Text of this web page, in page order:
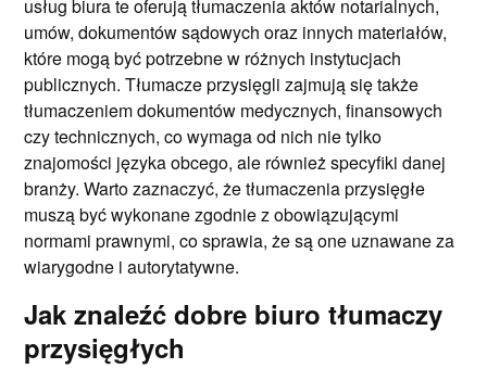
usług biura te oferują tłumaczenia aktów notarialnych,
umów, dokumentów sądowych oraz innych materiałów,
które mogą być potrzebne w różnych instytucjach
publicznych. Tłumacze przysięgli zajmują się także
tłumaczeniem dokumentów medycznych, finansowych
czy technicznych, co wymaga od nich nie tylko
znajomości języka obcego, ale również specyfiki danej
branży. Warto zaznaczyć, że tłumaczenia przysięgłe
muszą być wykonane zgodnie z obowiązującymi
normami prawnymi, co sprawia, że są one uznawane za
wiarygodne i autorytatywne.
Jak znaleźć dobre biuro tłumaczy
przysięgłych